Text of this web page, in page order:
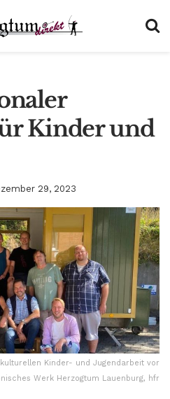
Kinder und
29, 2023
Kinder- und Jugendarbeit vor
Werk Herzogtum Lauenburg, hfr